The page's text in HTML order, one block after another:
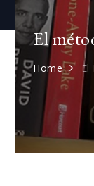
El
Home El